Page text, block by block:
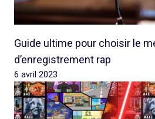
Guide ultime pour choisir le
d’enregistrement rap
6 avril 2023